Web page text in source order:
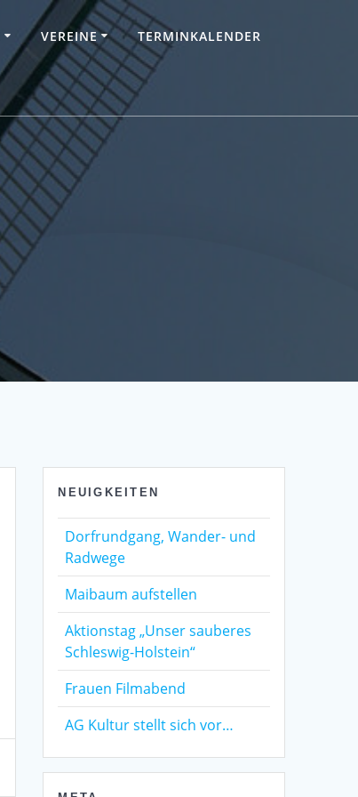
VEREINE TERMINKALENDER
NEUIGKEITEN
Dorfrundgang, Wander- und
Radwege
Maibaum aufstellen
Aktionstag „Unser sauberes
Schleswig-Holstein“
Frauen Filmabend
AG Kultur stellt sich vor…